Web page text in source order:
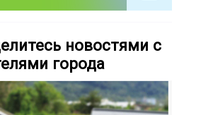
новостями с
города